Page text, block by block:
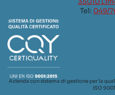
Tel: 049/
Azienda con sistema di gestione per la
ISO